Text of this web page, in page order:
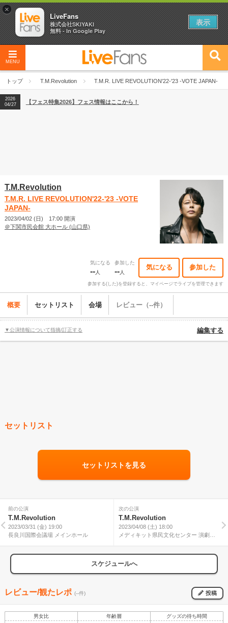
MENU
トップ T.M.Revolution T.M.R. LIVE REVOLUTION'22-'23 -VOTE JAPAN-
2026
04/27
2026
【ライブ動員ランキング】2026年上半期編発表！
2026
04/27
【フェス特集2026】フェス情報はここから！
T.M.Revolution
T.M.R. LIVE REVOLUTION'22-'23 -VOTE
JAPAN-
2023/04/02 (日) 17:00 開演
＠下関市民会館 大ホール (山口県)
気になる
--人
参加した
--人
気になる 参加した
参加する(した)を登録すると、マイページでライブを管理できます
概要 セットリスト 会場 レビュー（--件）
▼公演情報について指摘/訂正する 編集する
セットリスト
セットリストを見る
前の公演
T.M.Revolution
2023/03/31 (金) 19:00
長良川国際会議場 メインホール
次の公演
T.M.Revolution
2023/04/08 (土) 18:00
メディキット県民文化センター 演劇ホ
スケジュールへ
レビュー/観たレポ (--件) 投稿
男女比 年齢層 グッズの待ち時間
×
LiveFans
株式会社SKIYAKI
無料 - In Google Play
表示